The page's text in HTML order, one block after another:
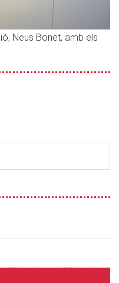
Neus Bonet, amb els